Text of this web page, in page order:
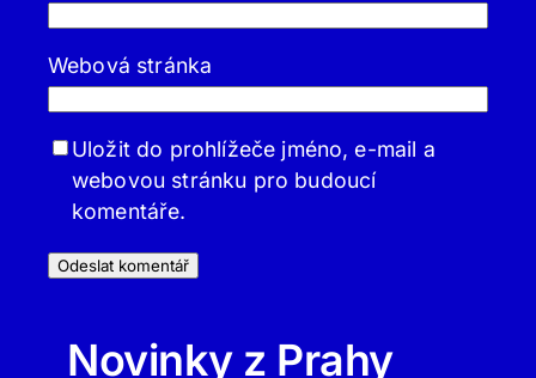
Webová stránka
Uložit do prohlížeče jméno, e-mail a
webovou stránku pro budoucí
komentáře.
Novinky z Prahy